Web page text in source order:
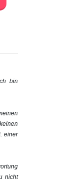
bin
einer
nicht